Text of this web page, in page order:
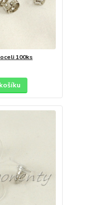
100ks